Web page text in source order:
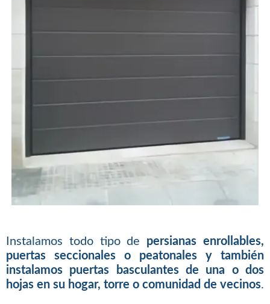
Instalamos todo tipo de persianas enrollables,
puertas seccionales o peatonales y también
instalamos puertas basculantes de una o dos
hojas en su hogar, torre o comunidad de vecinos.